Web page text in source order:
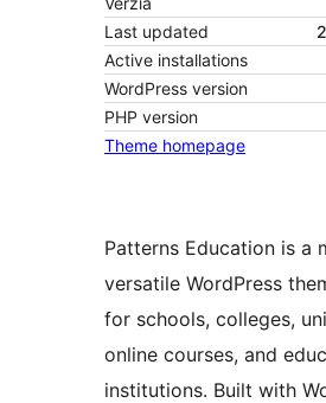
Last updated
Active installations
WordPress version
PHP version
Theme homepage
Patterns Education is a
versatile WordPress
for schools, colleges,
online courses, and
institutions. Built with